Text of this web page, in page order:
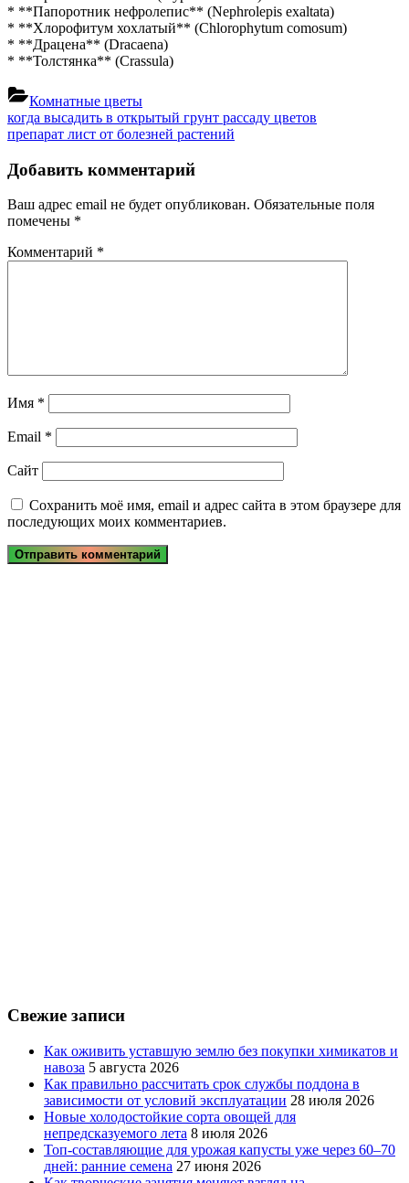
* **Папоротник нефролепис** (Nephrolepis exaltata)
* **Хлорофитум хохлатый** (Chlorophytum comosum)
* **Драцена** (Dracaena)
* **Толстянка** (Crassula)
Комнатные цветы
Навигация
по
записям
Previous
Post:
когда высадить в открытый грунт рассаду цветов
Next
препарат лист от болезней растений
Добавить комментарий
Ваш адрес email не будет опубликован. Обязательные поля
помечены *
Комментарий *
Имя *
Email *
Сайт
Сохранить моё имя, email и адрес сайта в этом браузере для
последующих моих комментариев.
Свежие записи
Как оживить уставшую землю без покупки химикатов и
навоза 5 августа 2026
Как правильно рассчитать срок службы поддона в
зависимости от условий эксплуатации 28 июля 2026
Новые холодостойкие сорта овощей для
непредсказуемого лета 8 июля 2026
Топ-составляющие для урожая капусты уже через 60–70
дней: ранние семена 27 июня 2026